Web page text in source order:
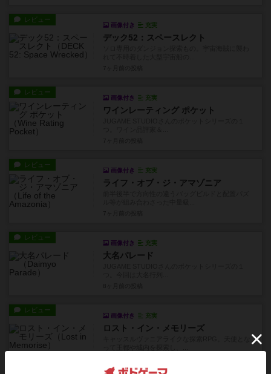
レビュー
画像付き 充実
デック52：スペースレクト
レビュー
画像付き 充実
ワインレーティング ポケット
レビュー
画像付き 充実
ライフ・オブ・ジ・アマゾニア
レビュー
画像付き 充実
大名パレード
レビュー
画像付き 充実
ロスト・イン・メモリーズ